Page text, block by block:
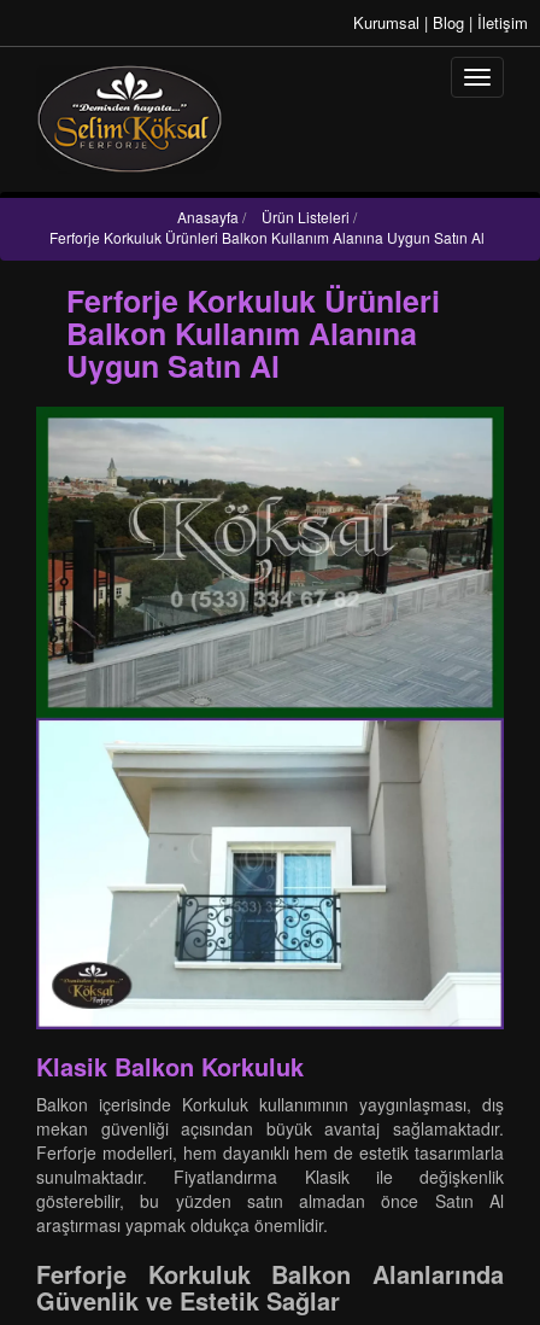
Kurumsal | Blog | İletişim
Anasayfa / Ürün Listeleri /
Ferforje Korkuluk Ürünleri Balkon Kullanım Alanına Uygun Satın Al
Ferforje Korkuluk Ürünleri
Balkon Kullanım Alanına
Uygun Satın Al
Klasik Balkon Korkuluk
Balkon içerisinde Korkuluk kullanımının yaygınlaşması, dış
mekan güvenliği açısından büyük avantaj sağlamaktadır.
Ferforje modelleri, hem dayanıklı hem de estetik tasarımlarla
sunulmaktadır. Fiyatlandırma Klasik ile değişkenlik
gösterebilir, bu yüzden satın almadan önce Satın Al
araştırması yapmak oldukça önemlidir.
Ferforje Korkuluk Balkon Alanlarında
Güvenlik ve Estetik Sağlar